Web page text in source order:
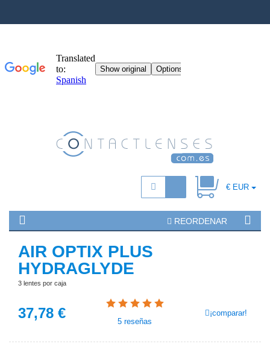
€ EUR
REORDENAR
AIR OPTIX PLUS
HYDRAGLYDE
3 lentes por caja
37,78 €
5 reseñas
¡comparar!